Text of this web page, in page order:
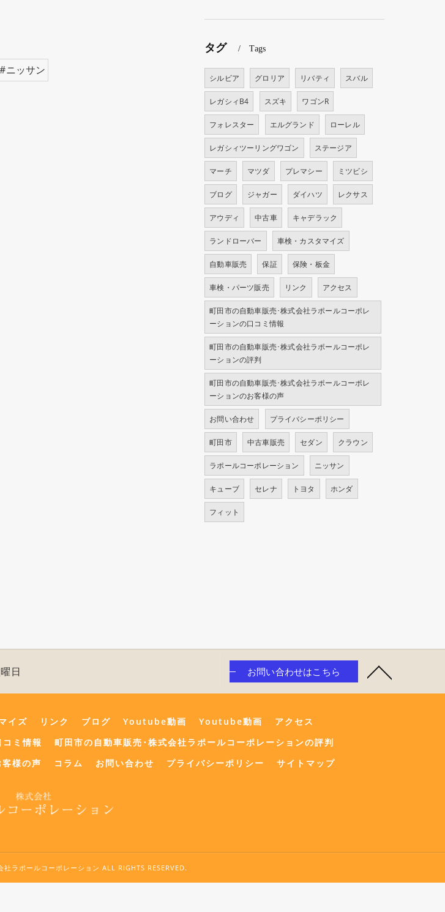
#ニッサン
タグ Tags
シルビア グロリア リバティ スバル
レガシィB4 スズキ ワゴンR
フォレスター エルグランド ローレル
レガシィツーリングワゴン ステージア
マーチ マツダ プレマシー ミツビシ
ブログ ジャガー ダイハツ レクサス
アウディ 中古車 キャデラック
ランドローバー 車検・カスタマイズ
自動車販売 保証 保険・板金
車検・パーツ販売 リンク アクセス
町田市の自動車販売･株式会社ラポールコーポレ
ーションの口コミ情報
町田市の自動車販売･株式会社ラポールコーポレ
ーションの評判
町田市の自動車販売･株式会社ラポールコーポレ
ーションのお客様の声
お問い合わせ プライバシーポリシー
町田市 中古車販売 セダン クラウン
ラポールコーポレーション ニッサン
キューブ セレナ トヨタ ホンダ
フィット
日 お問い合わせはこちら
イズ リンク ブログ Youtube動画 Youtube動画
アクセス
ミ情報
町田市の自動車販売･株式会社ラポールコーポレーションの評判
様の声
コラム お問い合わせ プライバシーポリシー サイトマップ
ラポールコーポレーション ALL RIGHTS RESERVED.